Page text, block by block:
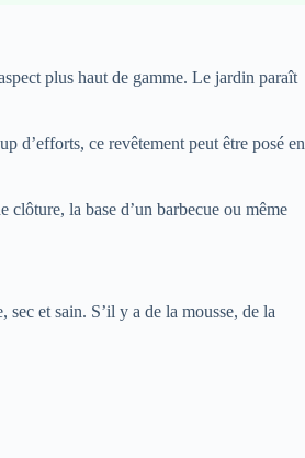
plus haut de gamme. Le jardin paraît
d’efforts, ce revêtement peut être posé en
clôture, la base d’un barbecue ou même
et sain. S’il y a de la mousse, de la